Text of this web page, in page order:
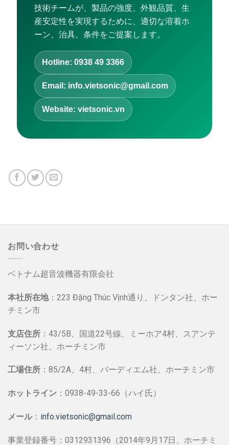
技術チームが、製品の強度、外観品質、生
産安定性を実現するために、適切な溶着ホ
ーン、治具、条件をご提案します。
Hotline: 0938 49 3366
Email: info.vietsonic@gmail.com
Website: vietsonic.vn
お問い合わせ
ベトナム超音波機器有限会社
本社所在地：223 Đặng Thúc Vịnh通り、ドンタン社、ホー
チミン市
支店住所 ：43/5B、国道22号線、ミーホア4村、スアンテ
ィーソン社、ホーチミン市
工場住所 ：85/2A、4村、バーディエム社、ホーチミン市
ホットライン ：0938-49-33-66（ハイ氏）
メール： info.vietsonic@gmail.com
事業登録番号：0312931396（2014年9月17日、ホーチミ